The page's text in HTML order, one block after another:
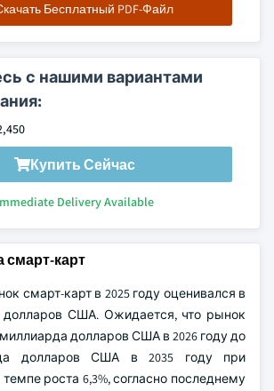
Бесплатный PDF-Файл
с нашими вариантами
Купить Сейчас
Delivery Available
смарт-карт
смарт-карт в 2025 году оценивался в
долларов США. Ожидается, что рынок
долларов США в 2026 году до
долларов США в 2035 году при
роста 6,3%, согласно последнему